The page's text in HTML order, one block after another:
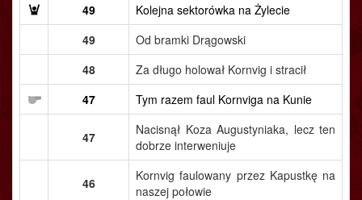
49
Kolejna sektorówka na Żylecie
49
Od bramki Drągowski
48
Za długo holował Kornvig i stracił
47
Tym razem faul Kornviga na Kunie
47
Nacisnął Koza Augustyniaka, lecz ten
dobrze interweniuje
46
Kornvig faulowany przez Kapustkę na
naszej połowie